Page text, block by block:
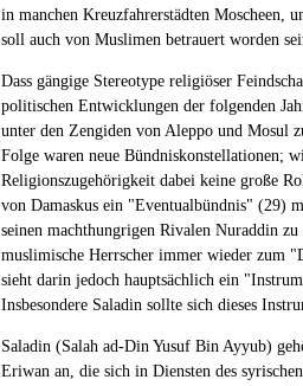
in manchen Kreuzfahrerstädten Moscheen,
soll auch von Muslimen betrauert worden
Dass gängige Stereotype religiöser
politischen Entwicklungen der folgenden
unter den Zengiden von Aleppo und Mosul
Folge waren neue Bündniskonstellationen;
Religionszugehörigkeit dabei keine große
von Damaskus ein "Eventualbündnis" (29)
seinen machthungrigen Rivalen Nuraddin
muslimische Herrscher immer wieder zum
sieht darin jedoch hauptsächlich ein
Insbesondere Saladin sollte sich dieses
Saladin (Salah ad-Din Yusuf Bin Ayyub)
Eriwan an, die sich in Diensten des